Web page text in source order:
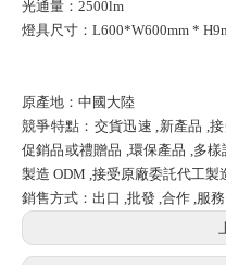
光通量：2500lm
燈具尺寸：L600*W600mm *
原產地：中國大陸
競爭特點：交貨迅速 ,新產品 ,
促銷品或禮贈品 ,環保產品 ,多
製造 ODM ,接受原廠委託代工製
銷售方式：出口 ,批發 ,合作 ,服務